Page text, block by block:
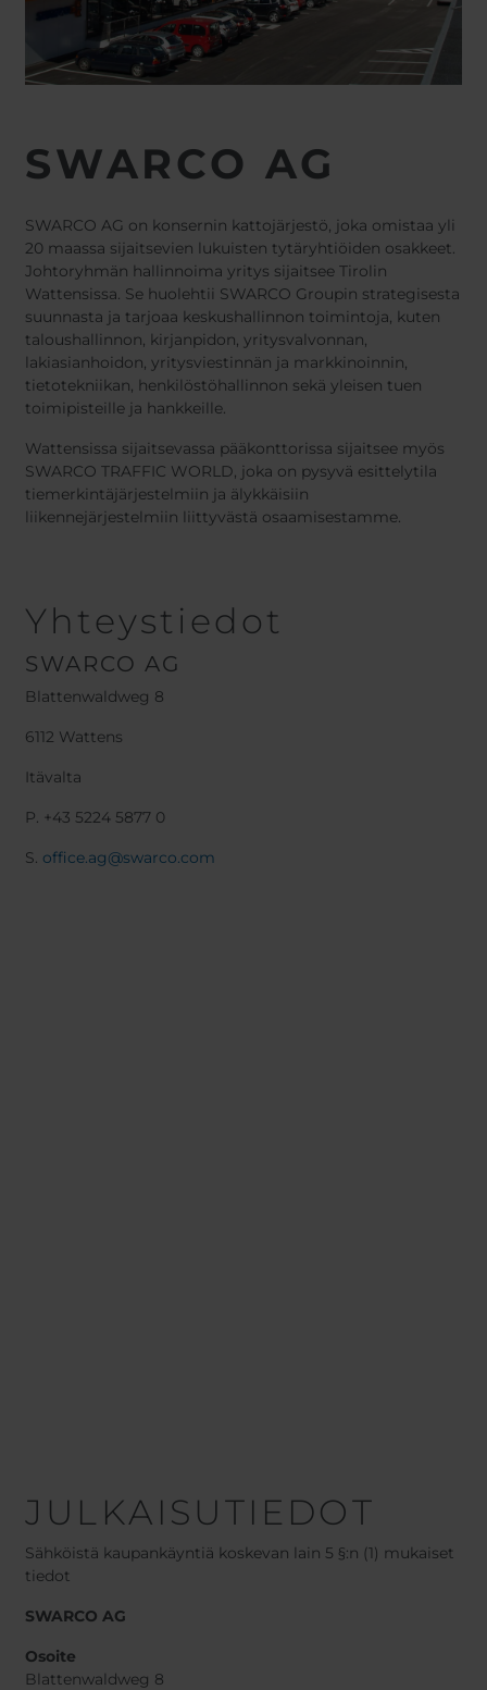
SWARCO AG
SWARCO AG on konsernin kattojärjestö, joka omistaa yli
20 maassa sijaitsevien lukuisten tytäryhtiöiden osakkeet.
Johtoryhmän hallinnoima yritys sijaitsee Tirolin
Wattensissa. Se huolehtii SWARCO Groupin strategisesta
suunnasta ja tarjoaa keskushallinnon toimintoja, kuten
taloushallinnon, kirjanpidon, yritysvalvonnan,
lakiasianhoidon, yritysviestinnän ja markkinoinnin,
tietotekniikan, henkilöstöhallinnon sekä yleisen tuen
toimipisteille ja hankkeille.
Wattensissa sijaitsevassa pääkonttorissa sijaitsee myös
SWARCO TRAFFIC WORLD, joka on pysyvä esittelytila
tiemerkintäjärjestelmiin ja älykkäisiin
liikennejärjestelmiin liittyvästä osaamisestamme.
Yhteystiedot
SWARCO AG
Blattenwaldweg 8
6112 Wattens
Itävalta
P. +43 5224 5877 0
S. office.ag@swarco.com
JULKAISUTIEDOT
Sähköistä kaupankäyntiä koskevan lain 5 §:n (1) mukaiset
tiedot
SWARCO AG
Osoite
Blattenwaldweg 8